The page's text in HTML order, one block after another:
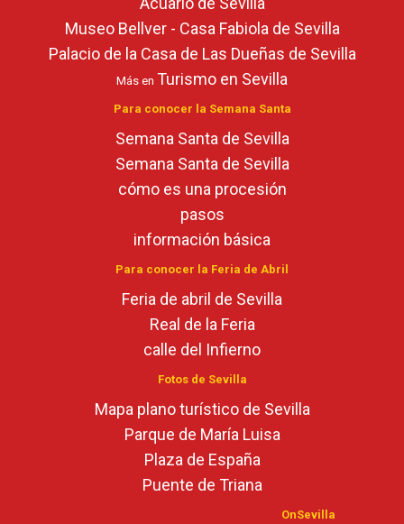
Museo Bellver - Casa Fabiola de Sevilla
Palacio de la Casa de Las Dueñas de Sevilla
Más en Turismo en Sevilla
Para conocer la Semana Santa
Semana Santa de Sevilla
Semana Santa de Sevilla
cómo es una procesión
pasos
información básica
Para conocer la Feria de Abril
Feria de abril de Sevilla
Real de la Feria
calle del Infierno
Fotos de Sevilla
Mapa plano turístico de Sevilla
Parque de María Luisa
Plaza de España
Puente de Triana
OnSevilla